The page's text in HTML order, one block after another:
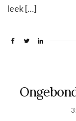
leek […]